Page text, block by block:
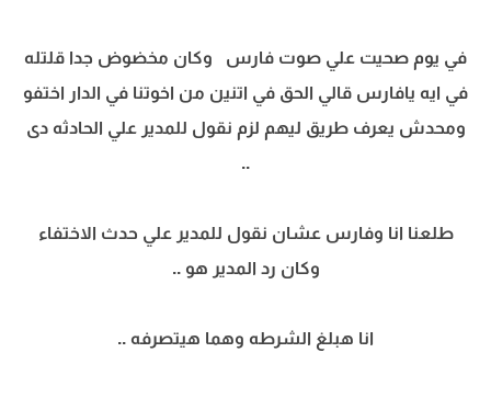
في يوم صحيت علي صوت فارس وكان مخضوض جدا قلتله
في ايه يافارس قالي الحق في اتنين من اخوتنا في الدار اختفو
ومحدش يعرف طريق ليهم لزم نقول للمدير علي الحادثه دى
..
طلعنا انا وفارس عشان نقول للمدير علي حدث الاختفاء
وكان رد المدير هو ..
انا هبلغ الشرطه وهما هيتصرفه ..